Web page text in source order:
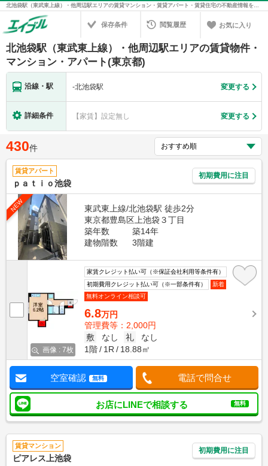
北池袋駅（東武東上線）・他周辺駅エリアの賃貸マンション・賃貸アパート・賃貸住宅の不動産情報を検索！不動産賃貸の物件探しは、お部屋探しのエイブル
保存条件 閲覧履歴 お気に入り
北池袋駅（東武東上線）・他周辺駅エリアの賃貸物件・
マンション・アパート(東京都)
沿線・駅 -北池袋駅 変更する
詳細条件 【家賃】設定無し 変更する
430件
賃貸アパート
ｐａｔｉｏ池袋
初期費用に注目
NEW
東武東上線/北池袋駅 徒歩2分
東京都豊島区上池袋３丁目
築年数
築14年
建物階数
3階建
画像 : 7枚
家賃クレジット払い可（※保証会社利用等条件有）
初期費用クレジット払い可（※一部条件有）
新着
無料オンライン相談可
6.8万円
管理費等：2,000円
敷
なし 礼
なし
1階
1R 18.88㎡
空室確認 無料 電話で問合せ
お店にLINEで相談する 無料
賃貸マンション
ピアレス上池袋
初期費用に注目